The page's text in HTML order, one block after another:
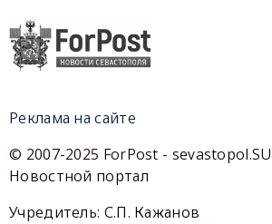
Реклама на сайте
© 2007-2025 ForPost - sevastopol.SU
Новостной портал
Учредитель: С.П. Кажанов